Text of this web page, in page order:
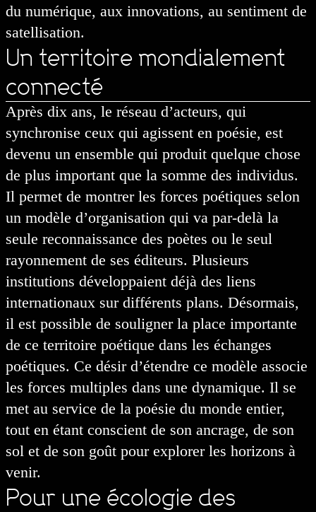
du numérique, aux innovations, au sentiment de
satellisation.
Un territoire mondialement
connecté
Après dix ans, le réseau d’acteurs, qui
synchronise ceux qui agissent en poésie, est
devenu un ensemble qui produit quelque chose
de plus important que la somme des individus.
Il permet de montrer les forces poétiques selon
un modèle d’organisation qui va par-delà la
seule reconnaissance des poètes ou le seul
rayonnement de ses éditeurs. Plusieurs
institutions développaient déjà des liens
internationaux sur différents plans. Désormais,
il est possible de souligner la place importante
de ce territoire poétique dans les échanges
poétiques. Ce désir d’étendre ce modèle associe
les forces multiples dans une dynamique. Il se
met au service de la poésie du monde entier,
tout en étant conscient de son ancrage, de son
sol et de son goût pour explorer les horizons à
venir.
Pour une écologie des